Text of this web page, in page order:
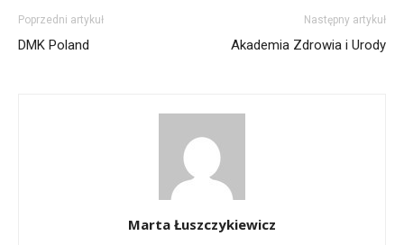
Poprzedni artykuł
DMK Poland
Następny artykuł
Akademia Zdrowia i Urody
Marta Łuszczykiewicz